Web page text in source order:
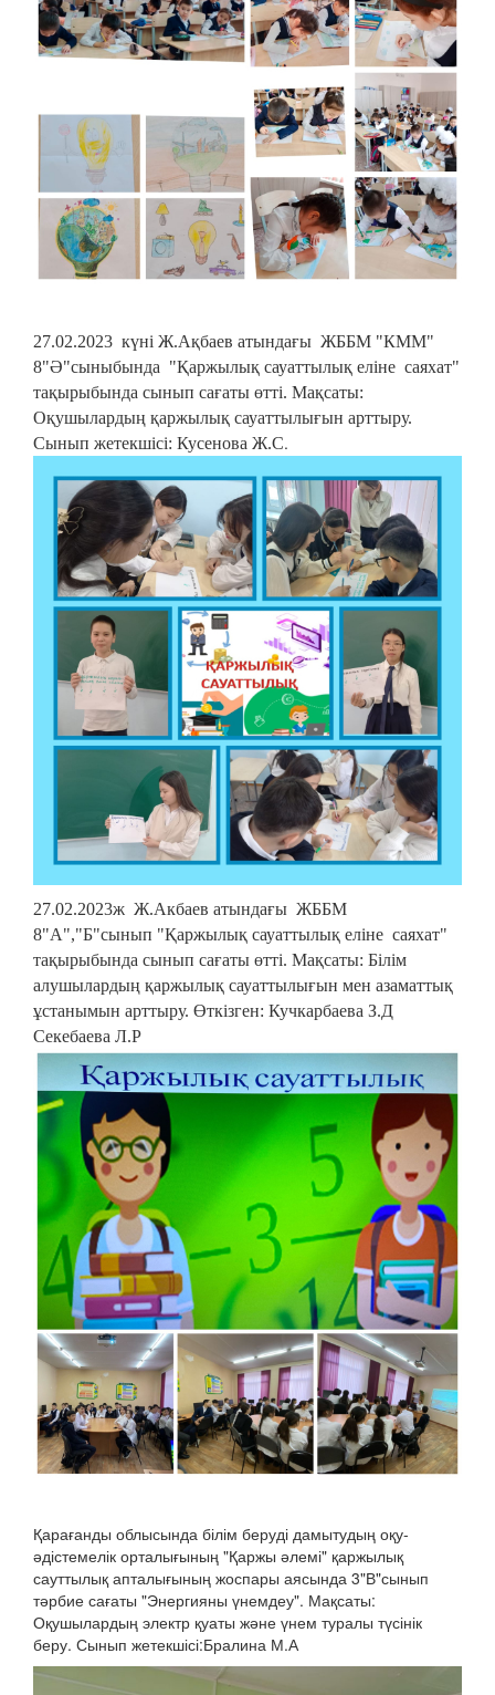
27.02.2023 күні Ж.Ақбаев атындағы ЖББМ "КММ"
8"Ә"сыныбында "Қаржылық сауаттылық еліне саяхат"
тақырыбында сынып сағаты өтті. Мақсаты:
Оқушылардың қаржылық сауаттылығын арттыру.
Сынып жетекшісі: Кусенова Ж.С.
27.02.2023ж Ж.Акбаев атындағы ЖББМ
8"А","Б"сынып "Қаржылық сауаттылық еліне саяхат"
тақырыбында сынып сағаты өтті. Мақсаты: Білім
алушылардың қаржылық сауаттылығын мен азаматтық
ұстанымын арттыру. Өткізген: Кучкарбаева З.Д
Секебаева Л.Р
Қарағанды облысында білім беруді дамытудың оқу-
әдістемелік орталығының "Қаржы әлемі" қаржылық
сауттылық апталығының жоспары аясында 3"В"сынып
тәрбие сағаты "Энергияны үнемдеу". Мақсаты:
Оқушылардың электр қуаты және үнем туралы түсінік
беру. Сынып жетекшісі:Бралина М.А